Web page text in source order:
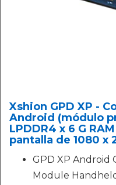
Xshion GPD XP -
Android (módulo
LPDDR4 x 6 G
pantalla de 1080 x
GPD XP Android
Module